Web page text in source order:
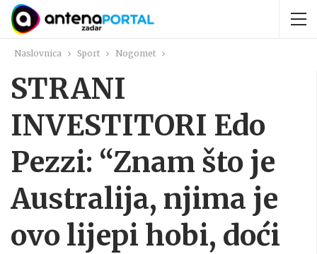
Naslovnica Sport Nogomet
STRANI
INVESTITORI Edo
Pezzi: “Znam što je
Australija, njima je
ovo lijepi hobi, doći